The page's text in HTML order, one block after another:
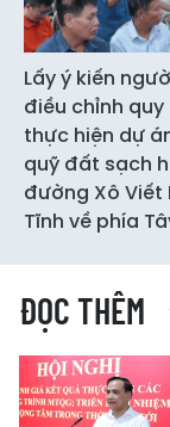
Lấy ý kiến
điều chỉnh
thực hiện dự
quỹ đất sạch
đường Xô Viết
Tĩnh về phía
ĐỌC THÊM